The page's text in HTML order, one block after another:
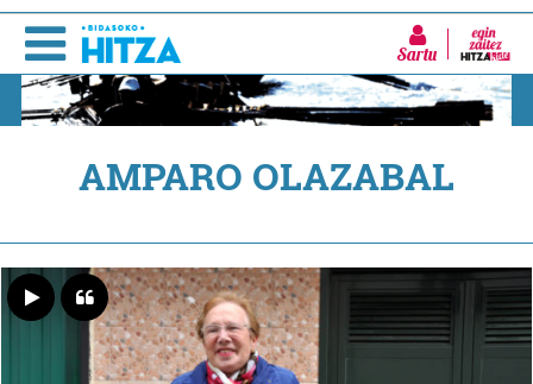
Sartu
AMPARO OLAZABAL